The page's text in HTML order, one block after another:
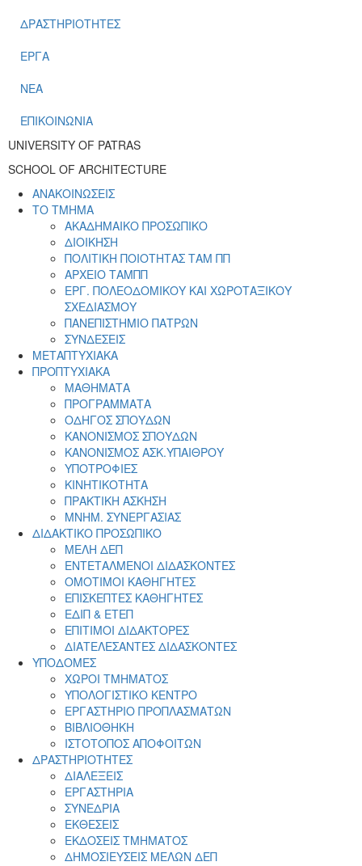
ΔΡΑΣΤΗΡΙΟΤΗΤΕΣ
ΕΡΓΑ
ΝΕΑ
ΕΠΙΚΟΙΝΩΝΙΑ
UNIVERSITY OF PATRAS
SCHOOL OF ARCHITECTURE
ΑΝΑΚΟΙΝΩΣΕΙΣ
ΤΟ ΤΜΗΜΑ
ΑΚΑΔΗΜΑΙΚΟ ΠΡΟΣΩΠΙΚΟ
ΔΙΟΙΚΗΣΗ
ΠΟΛΙΤΙΚΗ ΠΟΙΟΤΗΤΑΣ ΤΑΜ ΠΠ
ΑΡΧΕΙΟ ΤΑΜΠΠ
ΕΡΓ. ΠΟΛΕΟΔΟΜΙΚΟΥ ΚΑΙ ΧΩΡΟΤΑΞΙΚΟΥ
ΣΧΕΔΙΑΣΜΟΥ
ΠΑΝΕΠΙΣΤΗΜΙΟ ΠΑΤΡΩΝ
ΣΥΝΔΕΣΕΙΣ
ΜΕΤΑΠΤΥΧΙΑΚΑ
ΠΡΟΠΤΥΧΙΑΚΑ
ΜΑΘΗΜΑΤΑ
ΠΡΟΓΡΑΜΜΑΤΑ
ΟΔΗΓΟΣ ΣΠΟΥΔΩΝ
ΚΑΝΟΝΙΣΜΟΣ ΣΠΟΥΔΩΝ
ΚΑΝΟΝΙΣΜΟΣ ΑΣΚ.ΥΠΑΙΘΡΟΥ
ΥΠΟΤΡΟΦΙΕΣ
ΚΙΝΗΤΙΚΟΤΗΤΑ
ΠΡΑΚΤΙΚΗ ΑΣΚΗΣΗ
ΜΝΗΜ. ΣΥΝΕΡΓΑΣΙΑΣ
ΔΙΔΑΚΤΙΚΟ ΠΡΟΣΩΠΙΚΟ
ΜΕΛΗ ΔΕΠ
ΕΝΤΕΤΑΛΜΕΝΟΙ ΔΙΔΑΣΚΟΝΤΕΣ
ΟΜΟΤΙΜΟΙ ΚΑΘΗΓΗΤΕΣ
ΕΠΙΣΚΕΠΤΕΣ ΚΑΘΗΓΗΤΕΣ
ΕΔΙΠ & ΕΤΕΠ
ΕΠΙΤΙΜΟΙ ΔΙΔΑΚΤΟΡΕΣ
ΔΙΑΤΕΛΕΣΑΝΤΕΣ ΔΙΔΑΣΚΟΝΤΕΣ
ΥΠΟΔΟΜΕΣ
ΧΩΡΟΙ ΤΜΗΜΑΤΟΣ
ΥΠΟΛΟΓΙΣΤΙΚΟ ΚΕΝΤΡΟ
ΕΡΓΑΣΤΗΡΙΟ ΠΡΟΠΛΑΣΜΑΤΩΝ
ΒΙΒΛΙΟΘΗΚΗ
ΙΣΤΟΤΟΠΟΣ ΑΠΟΦΟΙΤΩΝ
ΔΡΑΣΤΗΡΙΟΤΗΤΕΣ
ΔΙΑΛΕΞΕΙΣ
ΕΡΓΑΣΤΗΡΙΑ
ΣΥΝΕΔΡΙΑ
ΕΚΘΕΣΕΙΣ
ΕΚΔΟΣΕΙΣ ΤΜΗΜΑΤΟΣ
ΔΗΜΟΣΙΕΥΣΕΙΣ ΜΕΛΩΝ ΔΕΠ